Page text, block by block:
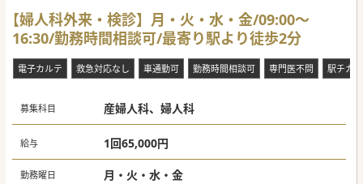
【婦人科外来・検診】月・火・水・金/09:00～
16:30/勤務時間相談可/最寄り駅より徒歩2分
電子カルテ 救急対応なし 車通勤可 勤務時間相談可 専門医不問 駅チカ(
募集科目 産婦人科、婦人科
給与 1回65,000円
勤務曜日 月・火・水・金